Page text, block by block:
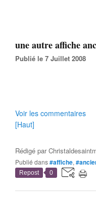
une autre affiche
Publié le 7 Juillet 2008
Voir les commentaires
[Haut]
Rédigé par
Publié dans#affiche,
Repost 0